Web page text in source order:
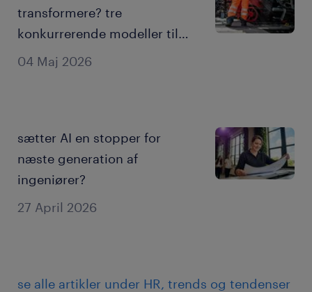
04 Maj 2026
transformere? tre
konkurrerende modeller til
udvikling af dit ingeniørteam
27 April 2026
sætter AI en stopper for
næste generation af
ingeniører?
se alle artikler under HR, trends og tendenser